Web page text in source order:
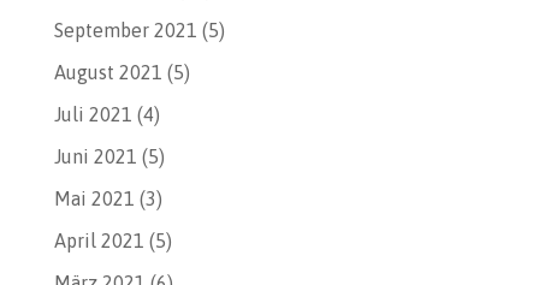
September 2021 (5)
August 2021 (5)
Juli 2021 (4)
Juni 2021 (5)
Mai 2021 (3)
April 2021 (5)